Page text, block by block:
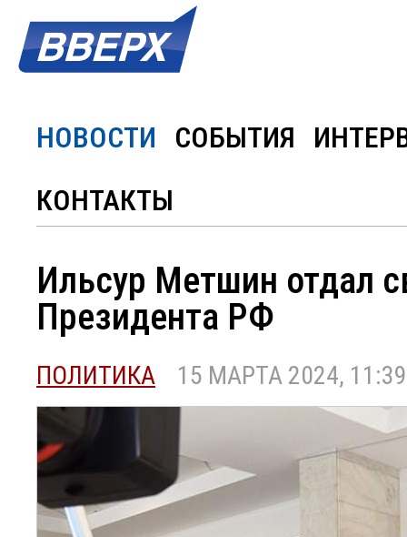
НОВОСТИ СОБЫТИЯ
КОНТАКТЫ
Ильсур Метшин отдал
Президента РФ
ПОЛИТИКА 15 МАРТА 2024, 11:39